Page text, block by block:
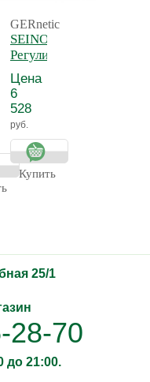
- Крем
GERnetic
SEINO -
Регулирующий
и
тонизирующий
лосьон для
бюста СЕЙНО
Цена
6
528
руб.
Купить
25/1
28-70
до 21:00.